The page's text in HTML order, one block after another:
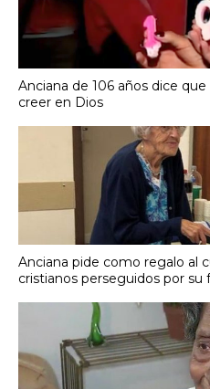
Anciana de 106 años dice
creer en Dios
Anciana pide como regalo al
cristianos perseguidos por su